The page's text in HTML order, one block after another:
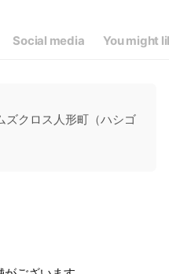
す
Social media You might
ズクロス人形町（ハシゴ